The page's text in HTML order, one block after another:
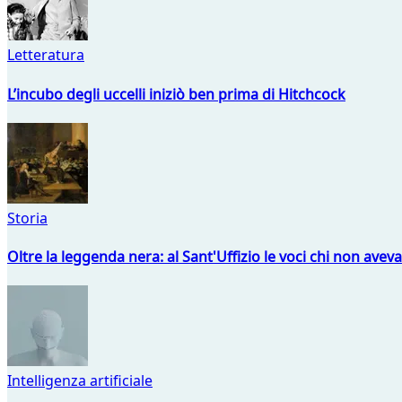
Letteratura
L’incubo degli uccelli iniziò ben prima di Hitchcock
Storia
Oltre la leggenda nera: al Sant'Uffizio le voci chi non
Intelligenza artificiale